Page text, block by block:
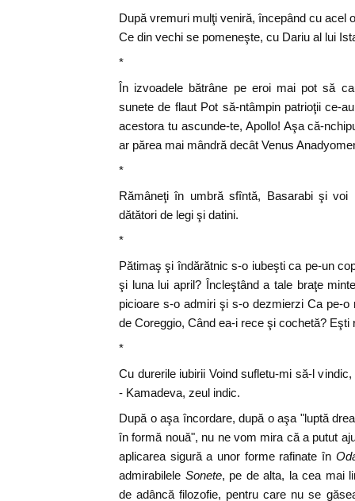
După vremuri mulţi veniră, începând cu acel
Ce din vechi se pomeneşte, cu Dariu al lui
*
În izvoadele bătrâne pe eroi mai pot să
sunete de flaut Pot să-ntâmpin patrioţii ce-
acestora tu ascunde-te, Apollo! Aşa că-
ar părea mai mândră decât Venus
*
Rămâneţi în umbră sfîntă, Basarabi şi voi
dătători de legi şi datini.
*
Pătimaş şi îndărătnic s-o iubeşti ca pe-un
şi luna lui april? Încleştând a tale braţe
picioare s-o admiri şi s-o dezmierzi Ca pe-
de Coreggio, Când ea-i rece şi cochetă? Eşti
*
Cu durerile iubirii Voind sufletu-mi să-l
- Kamadeva, zeul indic.
După o aşa încordare, după o aşa "luptă
în formă nouă", nu ne vom mira că a putut
aplicarea sigură a unor forme rafinate în
admirabilele Sonete, pe de alta, la cea mai
de adâncă filozofie, pentru care nu se